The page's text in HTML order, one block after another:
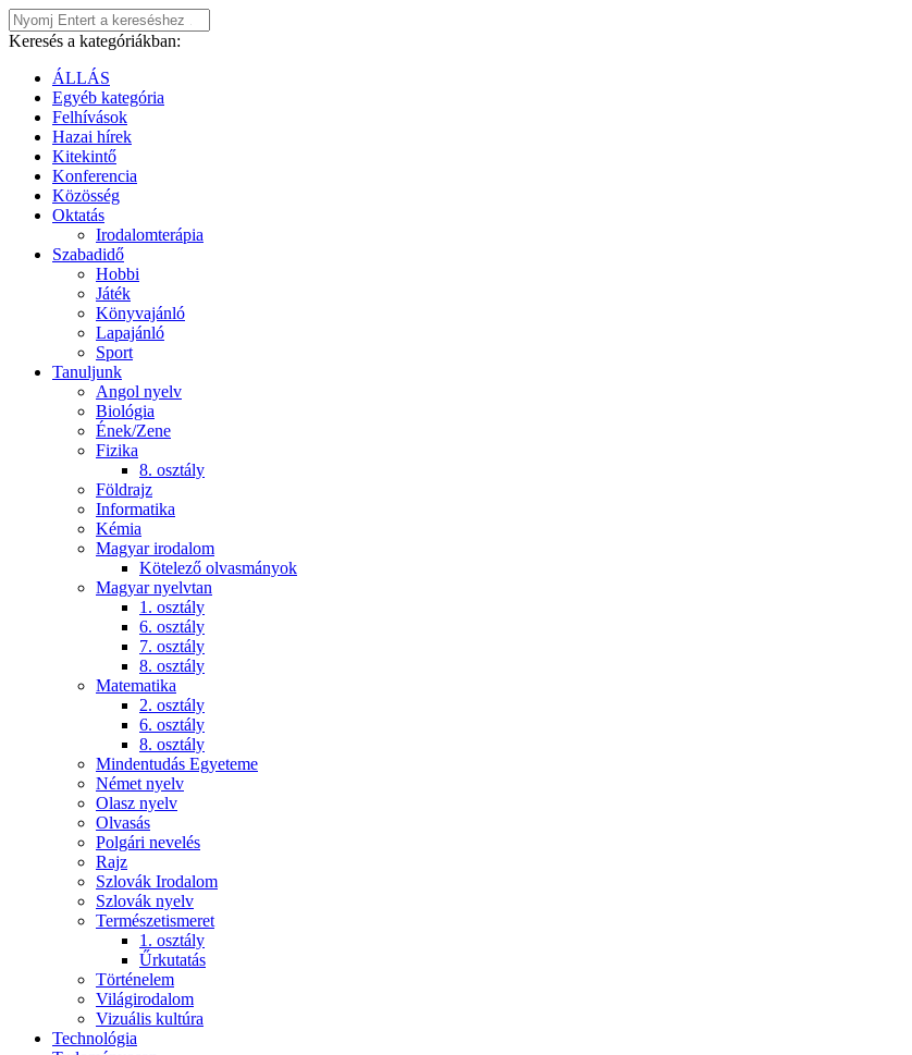
Keresés a kategóriákban:
ÁLLÁS
Egyéb kategória
Felhívások
Hazai hírek
Kitekintő
Konferencia
Közösség
Oktatás
Irodalomterápia
Szabadidő
Hobbi
Játék
Könyvajánló
Lapajánló
Sport
Tanuljunk
Angol nyelv
Biológia
Ének/Zene
Fizika
8. osztály
Földrajz
Informatika
Kémia
Magyar irodalom
Kötelező olvasmányok
Magyar nyelvtan
1. osztály
6. osztály
7. osztály
8. osztály
Matematika
2. osztály
6. osztály
8. osztály
Mindentudás Egyeteme
Német nyelv
Olasz nyelv
Olvasás
Polgári nevelés
Rajz
Szlovák Irodalom
Szlovák nyelv
Természetismeret
1. osztály
Űrkutatás
Történelem
Világirodalom
Vizuális kultúra
Technológia